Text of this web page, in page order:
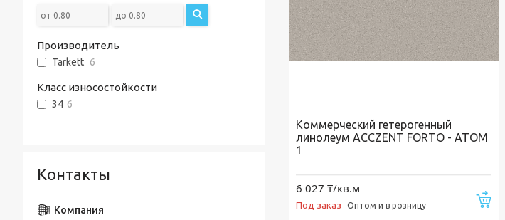
Коммерческий гетерогенный
линолеум ACCZENT FORTO - ATOM
1
6 027 ₸/кв.м
Под заказ Оптом и в розницу
Производитель
Tarkett 6
Класс износостойкости
34 6
Контакты